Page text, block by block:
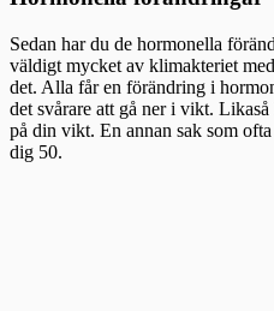
Sedan har du de hormonella
väldigt mycket av klimakteriet
det. Alla får en förändring i
det svårare att gå ner i vikt.
på din vikt. En annan sak som
dig 50.